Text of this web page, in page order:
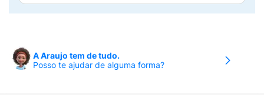
A Araujo tem de tudo.
Posso te ajudar de alguma forma?